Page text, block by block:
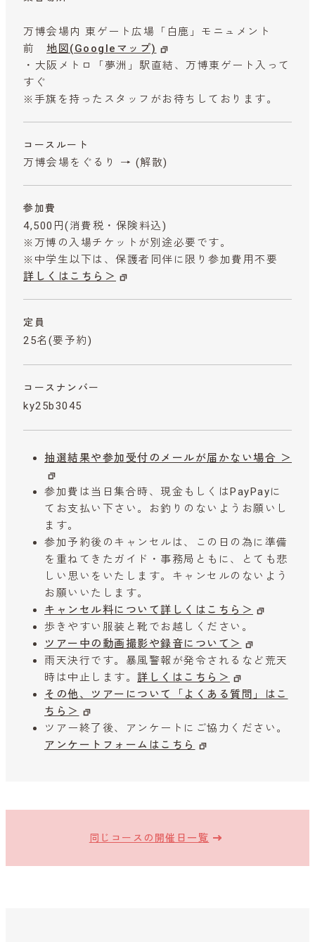
万博会場内 東ゲート広場「白鹿」モニュメント
前 地図(Googleマップ)
・大阪メトロ「夢洲」駅直結、万博東ゲート入って
すぐ
※手旗を持ったスタッフがお待ちしております。
コースルート
万博会場をぐるり → (解散)
参加費
4,500円 (消費税・保険料込)
※万博の入場チケットが別途必要です。
※中学生以下は、保護者同伴に限り参加費用不要
詳しくはこちら＞
定員
25名(要予約)
コースナンバー
ky25b3045
抽選結果や参加受付のメールが届かない場合 ＞
参加費は当日集合時、現金もしくはPayPayに
てお支払い下さい。お釣りのないようお願いし
ます。
参加予約後のキャンセルは、この日の為に準備
を重ねてきたガイド・事務局ともに、とても悲
しい思いをいたします。キャンセルのないよう
お願いいたします。
キャンセル料について詳しくはこちら＞
歩きやすい服装と靴でお越しください。
ツアー中の動画撮影や録音について＞
雨天決行です。暴風警報が発令されるなど荒天
時は中止します。 詳しくはこちら＞
その他、ツアーについて「よくある質問」はこ
ちら＞
ツアー終了後、アンケートにご協力ください。
アンケートフォームはこちら
同じコースの開催日一覧